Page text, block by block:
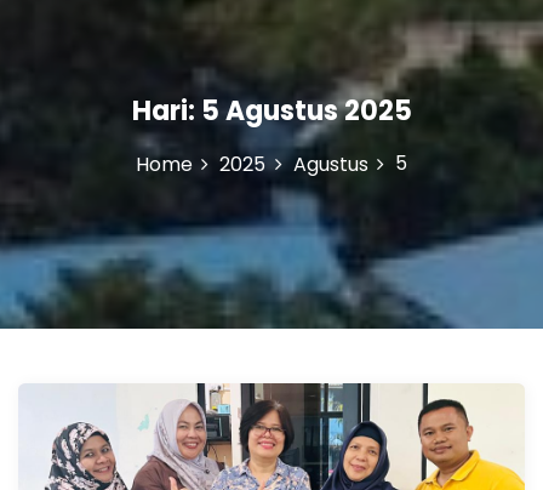
Hari: 5 Agustus 2025
Home 2025 Agustus 5